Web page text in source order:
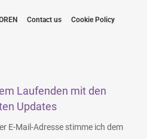
Contact us Cookie Policy
Laufenden mit den
Updates
E-Mail-Adresse stimme ich dem